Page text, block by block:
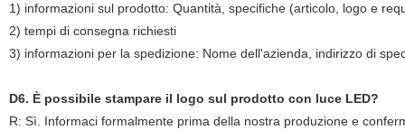
1) informazioni sul prodotto: Quantità, specifiche (articolo, logo e
2) tempi di consegna richiesti
3) informazioni per la spedizione: Nome dell'azienda, indirizzo di
D6. È possibile stampare il logo sul prodotto con luce LED?
R: Sì. Informaci formalmente prima della nostra produzione e